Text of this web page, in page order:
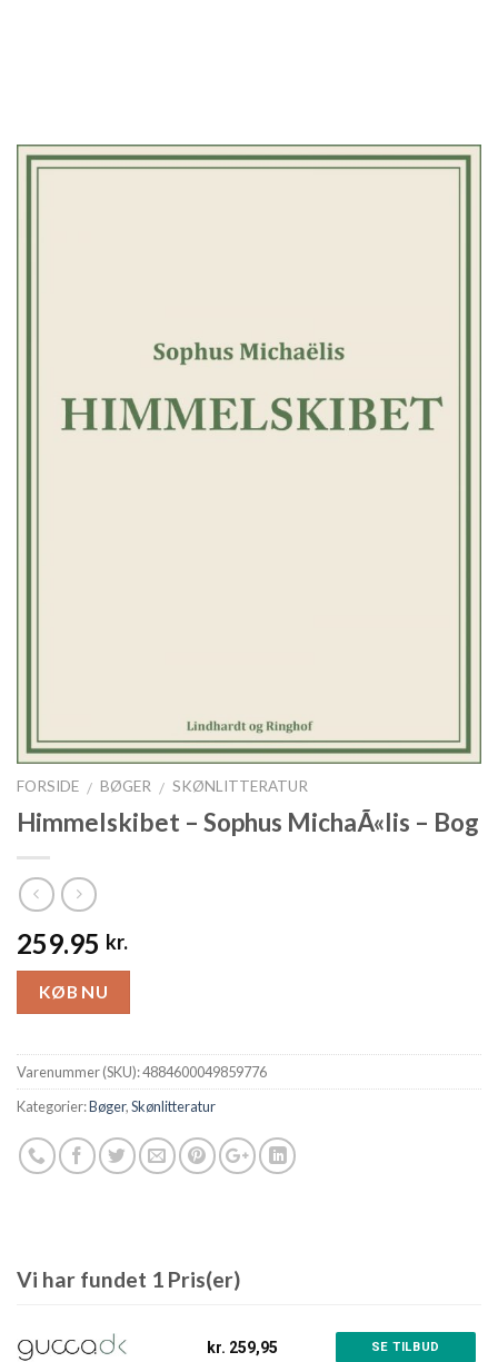
FORSIDE / BØGER / SKØNLITTERATUR
Himmelskibet – Sophus MichaÃ«lis – Bog
259.95 kr.
KØB NU
Varenummer (SKU):4884600049859776
Kategorier:Bøger,Skønlitteratur
Vi har fundet 1 Pris(er)
kr. 259,95 SE TILBUD